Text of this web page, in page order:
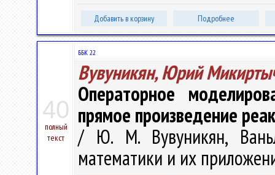
Добавить в корзину Подробнее
40
полный
текст
ББК 22
Вувуникян, Юрий
Операторное
прямое произведение
/ Ю. М. Вувуникян,
математики и их